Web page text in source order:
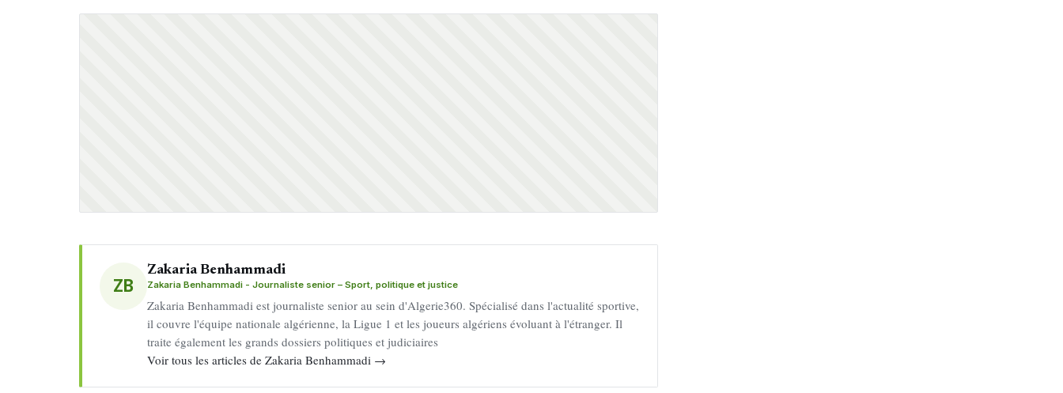
ZB
Zakaria Benhammadi
Zakaria Benhammadi - Journaliste senior – Sport, politique et justice
Zakaria Benhammadi est journaliste senior au sein d'Algerie360. Spécialisé dans l'actualité sportive,
il couvre l'équipe nationale algérienne, la Ligue 1 et les joueurs algériens évoluant à l'étranger. Il
traite également les grands dossiers politiques et judiciaires
Voir tous les articles de Zakaria Benhammadi →